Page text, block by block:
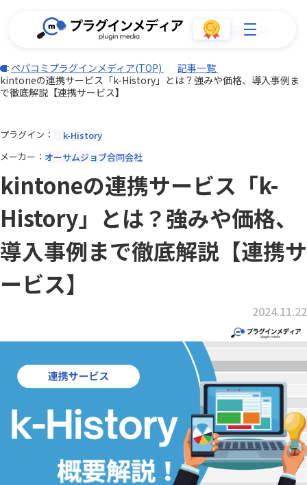
ペパコミプラグインメディア(TOP)
記事一覧
kintoneの連携サービス「k-History」とは？強みや価格、導入事例ま
で徹底解説【連携サービス】
プラグイン
k-History
メーカー
オーサムジョブ合同会社
kintoneの連携サービス「k-
History」とは？強みや価格、
導入事例まで徹底解説【連携サ
ービス】
2024.11.22